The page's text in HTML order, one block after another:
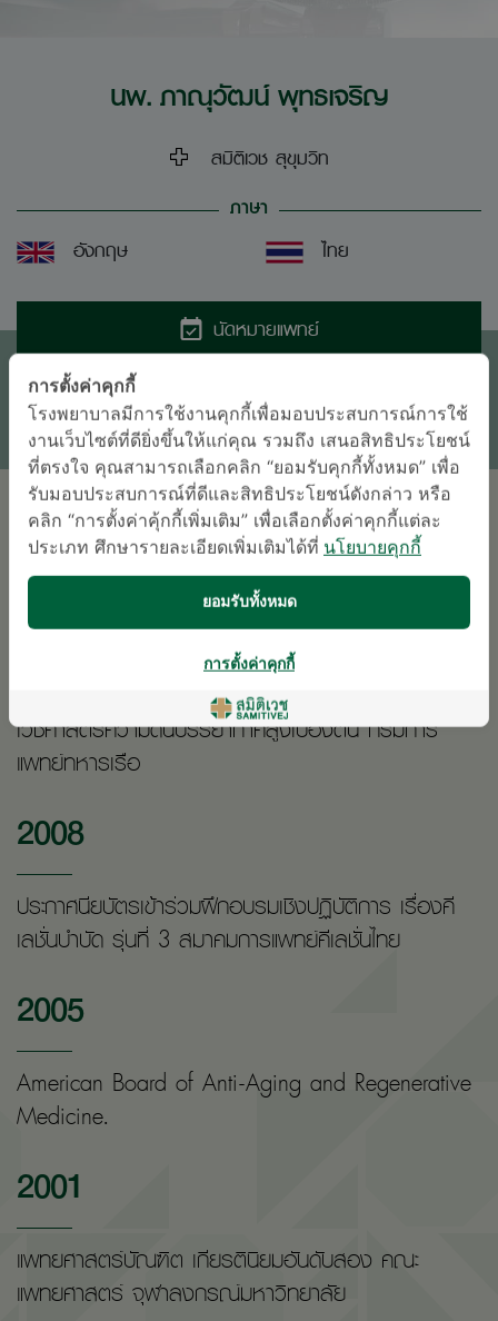
นพ. ภาณุวัฒน์ พุทธเจริญ
สมิติเวช สุขุมวิท
ภาษา
อังกฤษ
ไทย
นัดหมายแพทย์
ติดต่อสอบถาม
* เจ้าหน้าที่ของโรงพยาบาลจะติดต่อท่านกลับในภายหลัง
การศึกษา
2012
ประกาศนียบัตรผ่านการอบรมหลักสูตรระยะสั้น
เวชศาสตร์ความดันบรรยากาศสูงเบื้องต้น กรมการ
แพทย์ทหารเรือ
2008
ประกาศนียบัตรเข้าร่วมฝึกอบรมเชิงปฏิบัติการ เรื่องคี
เลชั่นบำบัด รุ่นที่ 3 สมาคมการแพทย์คีเลชั่นไทย
2005
American Board of Anti-Aging and Regenerative
Medicine.
2001
แพทยศาสตร์บัณฑิต เกียรตินิยมอันดับสอง คณะ
แพทยศาสตร์ จุฬาลงกรณ์มหาวิทยาลัย
การตั้งค่าคุกกี้
โรงพยาบาลมีการใช้งานคุกกี้เพื่อมอบประสบการณ์การใช้
งานเว็บไซต์ที่ดียิ่งขึ้นให้แก่คุณ รวมถึง เสนอสิทธิประโยชน์
ที่ตรงใจ คุณสามารถเลือกคลิก “ยอมรับคุกกี้ทั้งหมด” เพื่อ
รับมอบประสบการณ์ที่ดีและสิทธิประโยชน์ดังกล่าว หรือ
คลิก “การตั้งค่าคุ้กกี้เพิ่มเติม” เพื่อเลือกตั้งค่าคุกกี้แต่ละ
ประเภท ศึกษารายละเอียดเพิ่มเติมได้ที่ นโยบายคุกกี้
ยอมรับทั้งหมด
การตั้งค่าคุกกี้